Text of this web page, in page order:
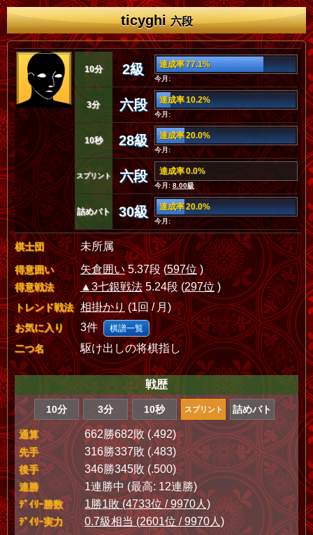
ticyghi六段
10分 2級 達成率 77.1%
今月:
3分 六段 達成率 10.2%
今月:
10秒 28級 達成率 20.0%
今月:
スプリント 六段 達成率 0.0%
今月:8.00級
詰めバト 30級 達成率 20.0%
今月:
棋士団 未所属
得意囲い 矢倉囲い5.37段 (597位)
得意戦法 ▲3七銀戦法5.24段 (297位)
トレンド戦法 相掛かり(1回 / 月)
お気に入り 3件 棋譜一覧
二つ名 駆け出しの将棋指し
戦歴
10分 3分 10秒 スプリント 詰めバト
通算 662勝682敗 (.492)
先手 316勝337敗 (.483)
後手 346勝345敗 (.500)
連勝 1連勝中 (最高: 12連勝)
ﾃﾞｲﾘｰ勝数 1勝1敗 (4733位 / 9970人)
ﾃﾞｲﾘｰ実力 0.7級相当 (2601位 / 9970人)